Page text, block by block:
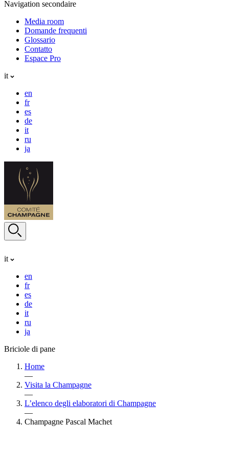
Navigation secondaire
Media room
Domande frequenti
Glossario
Contatto
Espace Pro
it
en
fr
es
de
it
ru
ja
it
en
fr
es
de
it
ru
ja
Briciole di pane
Home
—
Visita la Champagne
—
L’elenco degli elaboratori di Champagne
—
Champagne Pascal Machet